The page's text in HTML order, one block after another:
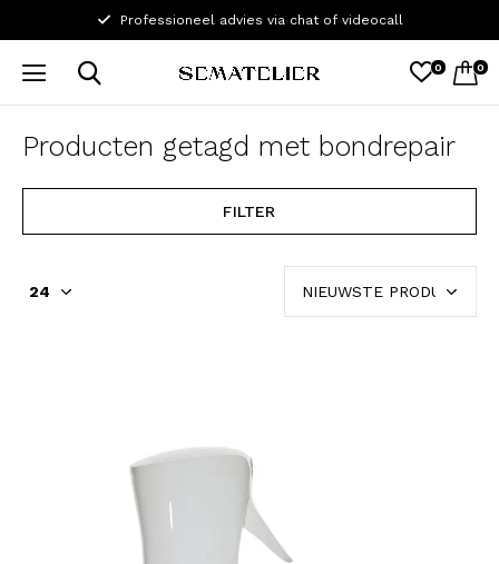
0 0
Professioneel advies via chat of videocall
Producten getagd met bondrepair
FILTER